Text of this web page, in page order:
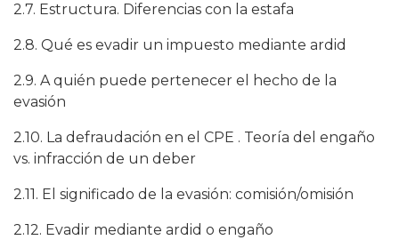
2.7. Estructura. Diferencias con la estafa
2.8. Qué es evadir un impuesto mediante ardid
2.9. A quién puede pertenecer el hecho de la
evasión
2.10. La defraudación en el CPE . Teoría del engaño
vs. infracción de un deber
2.11. El significado de la evasión: comisión/omisión
2.12. Evadir mediante ardid o engaño